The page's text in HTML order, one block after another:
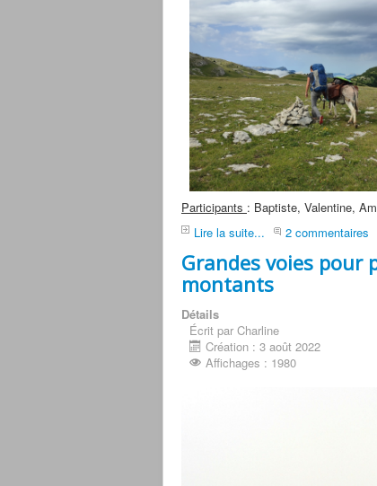
Participants : Baptiste, Valentine,
Lire la suite...
2 commentaires
Grandes voies pour
montants
Détails
Écrit par Charline
Création : 3 août 2022
Affichages : 1980